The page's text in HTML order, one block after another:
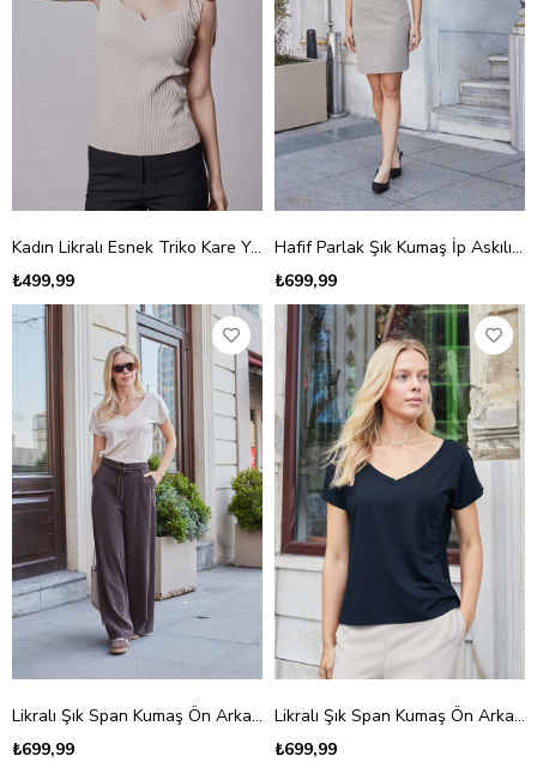
Kadın Likralı Esnek Triko Kare Yaka Kaşkorse Body Bluz-Taş
₺499,99
Hafif Parlak Şık Kumaş İp Askılı Ceket İçi V Yaka Bluz-Lacivert
₺699,99
Likralı Şık Span Kumaş Ön Arka V Yaka Düşük Omuzlu Bluz-Bej
₺699,99
Likralı Şık Span Kumaş Ön Arka V Yaka Düşük Omuzlu Bluz-Koyu Lacivert
₺699,99